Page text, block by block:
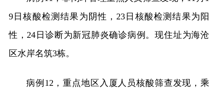
9日核酸检测结果为阴性，23日核酸检测结果为阳
性，24日诊断为新冠肺炎确诊病例。现住址为海沧
区水岸名筑3栋。
病例12，重点地区入厦人员核酸筛查发现，乘